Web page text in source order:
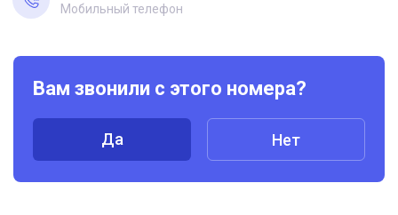
Мобильный телефон
Вам звонили с этого номера?
Да Нет